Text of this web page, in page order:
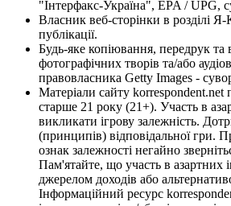
"Інтерфакс-Україна", EPA / UPG,
Власник веб-сторінки в розділі
публікації.
Будь-яке копіювання, передрук та
фотографічних творів та/або
правовласника Getty Images -
Матеріали сайту korrespondent.net
старше 21 року (21+). Участь в
викликати ігрову залежність.
(принципів) відповідальної гри.
ознак залежності негайно
Пам'ятайте, що участь в азартних
джерелом доходів або
Інформаційний ресурс